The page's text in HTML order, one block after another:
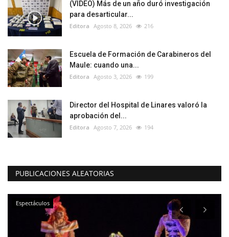
(VIDEO) Más de un año duró investigación
para desarticular...
Editora Agosto 8, 2026 216
Escuela de Formación de Carabineros del
Maule: cuando una...
Editora Agosto 3, 2026 199
Director del Hospital de Linares valoró la
aprobación del...
Editora Agosto 7, 2026 194
PUBLICACIONES ALEATORIAS
Espectáculos